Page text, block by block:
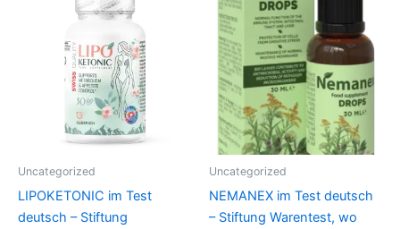
Uncategorized
LIPOKETONIC im Test
deutsch – Stiftung
Uncategorized
NEMANEX im Test deutsch
– Stiftung Warentest, wo